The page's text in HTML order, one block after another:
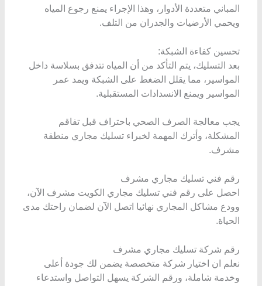
المباني متعددة الأدوار، وهذا الإجراء يمنع رجوع المياه
ويحمي الأرضيات والجدران من التلف.
تحسين كفاءة الشبكة:
بعد التسليك، يتم التأكد من أن المياه تتدفق بسلاسة داخل
المواسير، مما يقلل الضغط على الشبكة ويمد عمر
المواسير ويمنع الانسدادات المستقبلية.
يجب معالجة الصرف الصحي باحتراف قبل تفاقم
المشكلة، وأترك المهمة لخبراء تسليك مجاري منطقة
مشرف.
رقم فني تسليك مجاري مشرف
احصل على رقم فني تسليك مجاري الكويت مشرف الآن،
وودع مشاكل المجاري نهائيا اتصل الآن لضمان راحتك مدى
الحياة.
رقم شركة تسليك مجاري مشرف
نعلم ان اختيار شركة متخصصة يضمن لك جودة أعلى
وخدمة شاملة، ورقم الشركة يسهل التواصل واستدعاء